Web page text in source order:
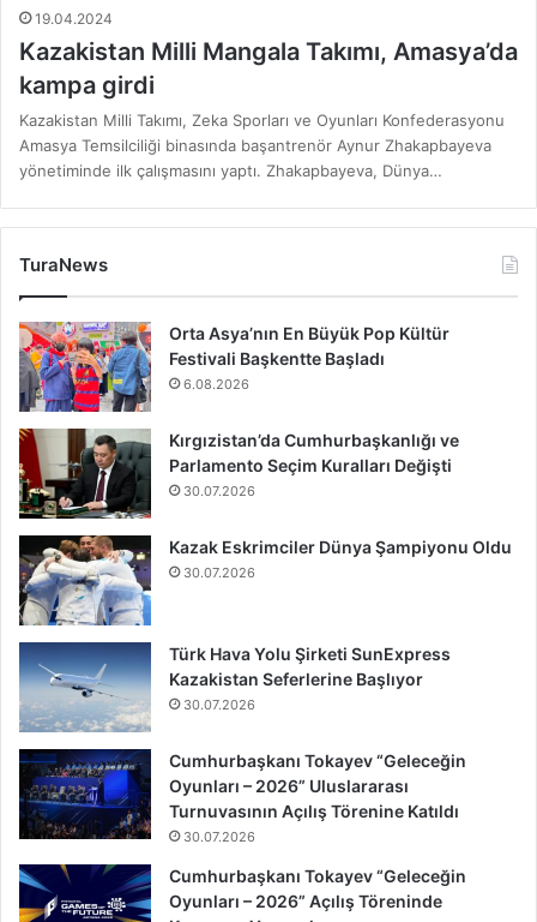
19.04.2024
Kazakistan Milli Mangala Takımı, Amasya’da
kampa girdi
Kazakistan Milli Takımı, Zeka Sporları ve Oyunları Konfederasyonu
Amasya Temsilciliği binasında başantrenör Aynur Zhakapbayeva
yönetiminde ilk çalışmasını yaptı. Zhakapbayeva, Dünya…
TuraNews
Orta Asya’nın En Büyük Pop Kültür
Festivali Başkentte Başladı
6.08.2026
Kırgızistan’da Cumhurbaşkanlığı ve
Parlamento Seçim Kuralları Değişti
30.07.2026
Kazak Eskrimciler Dünya Şampiyonu Oldu
30.07.2026
Türk Hava Yolu Şirketi SunExpress
Kazakistan Seferlerine Başlıyor
30.07.2026
Cumhurbaşkanı Tokayev “Geleceğin
Oyunları – 2026” Uluslararası
Turnuvasının Açılış Törenine Katıldı
30.07.2026
Cumhurbaşkanı Tokayev “Geleceğin
Oyunları – 2026” Açılış Töreninde